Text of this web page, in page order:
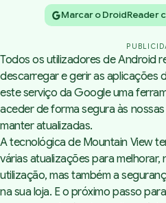
Marcar o DroidReader
Todos os utilizadores de Android
descarregar e gerir as aplicações
este serviço da Google uma
aceder de forma segura às
manter atualizadas.
A tecnológica de Mountain View
várias atualizações para melhorar,
utilização, mas também a
na sua loja. E o próximo passo